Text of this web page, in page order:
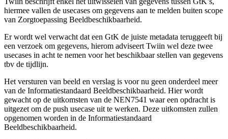
hiermee vallen de usecases om gegevens aan te melden buiten scope
van Zorgtoepassing Beeldbeschikbaarheid.
Er wordt wel verwacht dat een GtK de juiste metadata teruggeeft bij
een verzoek om gegevens, hierom adviseert Twiin wel deze twee
usecases in acht te nemen voor het beschikbaar stellen van gegevens
tbv de tijdlijn.
Het versturen van beeld en verslag is voor nu geen onderdeel meer
van de Informatiestandaard Beeldbeschikbaarheid. Hier wordt
gewacht op de uitkomsten van de NEN7541 waar een opdracht is
uitgezet om de push usecase uit te werken. Deze uitkomsten zullen
opgenomen worden in de Informatiestandaard
Beeldbeschikbaarheid.